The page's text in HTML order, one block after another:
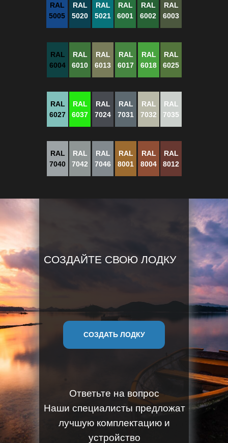
RAL
5005
RAL
5020
RAL
5021
RAL
6001
RAL
6002
RAL
6003
RAL
6004
RAL
6010
RAL
6013
RAL
6017
RAL
6018
RAL
6025
RAL
6027
RAL
6037
RAL
7024
RAL
7031
RAL
7032
RAL
7035
RAL
7040
RAL
7042
RAL
7046
RAL
8001
RAL
8004
RAL
8012
СОЗДАЙТЕ СВОЮ ЛОДКУ
Ответьте на вопрос
Наши специалисты предложат
лучшую комплектацию и
устройство
СОЗДАТЬ ЛОДКУ